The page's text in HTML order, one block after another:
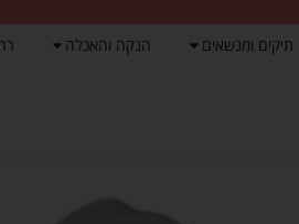
תיקים ומנשאים הנקה והאכלה